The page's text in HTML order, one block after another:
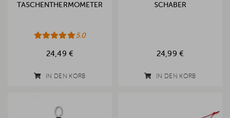
TASCHENTHERMOMETER
5.0
24,49 €
IN DEN KORB
SCHABER
24,99 €
IN DEN KORB